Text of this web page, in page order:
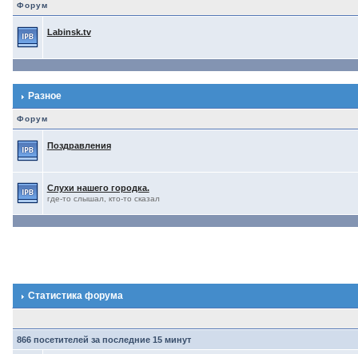
Форум
Labinsk.tv
Разное
Форум
Поздравления
Слухи нашего городка.
где-то слышал, кто-то сказал
Статистика форума
866 посетителей за последние 15 минут